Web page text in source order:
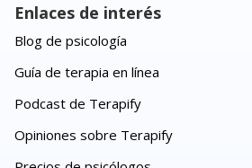
Enlaces de interés
Blog de psicología
Guía de terapia en línea
Podcast de Terapify
Opiniones sobre Terapify